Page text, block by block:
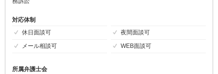
対応体制
休日面談可
夜間面談可
メール相談可
WEB面談可
所属弁護士会